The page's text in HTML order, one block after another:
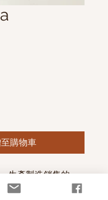
購物車
生產製造銷售的
Yarns (有機棉